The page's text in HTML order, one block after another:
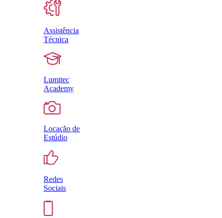
Assistência
Técnica
Lumitec
Academy
Locação de
Estúdio
Redes
Sociais